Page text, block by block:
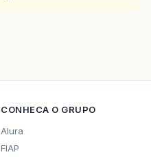
CONHECA O GRUPO
Alura
FIAP